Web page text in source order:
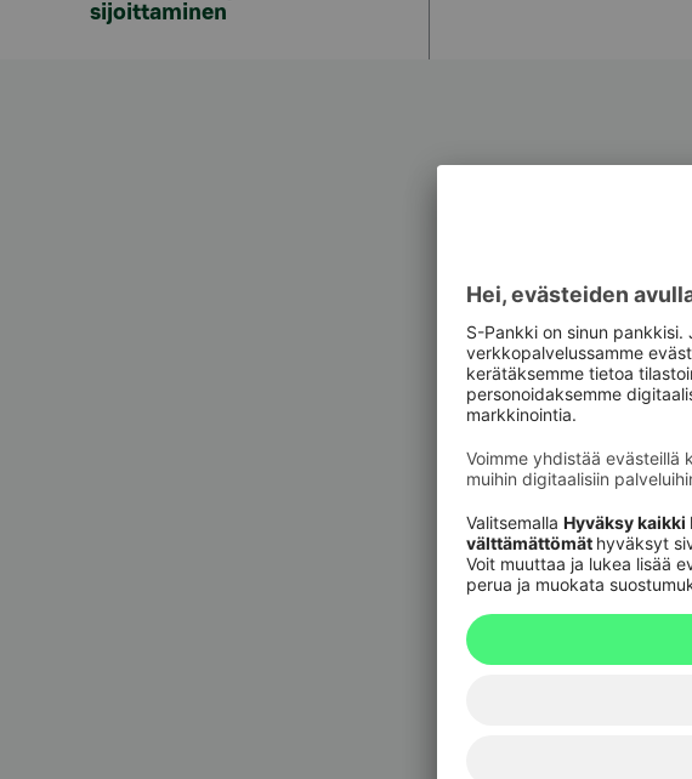
sijoittaminen
Pankkitunnusten
sulkupalvelu 24h
Korttien